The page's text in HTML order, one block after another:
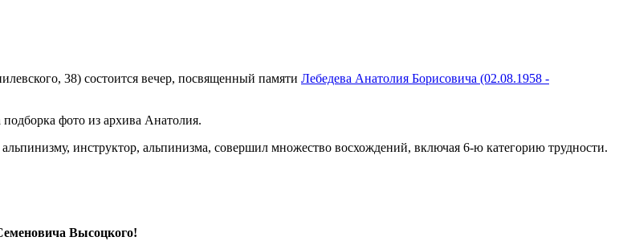
38) состоится вечер, посвященный памяти Лебедева Анатолия Борисовича (02.08.1958 -
фото из архива Анатолия.
инструктор, альпинизма, совершил множество восхождений, включая 6-ю категорию трудности.
Высоцкого!